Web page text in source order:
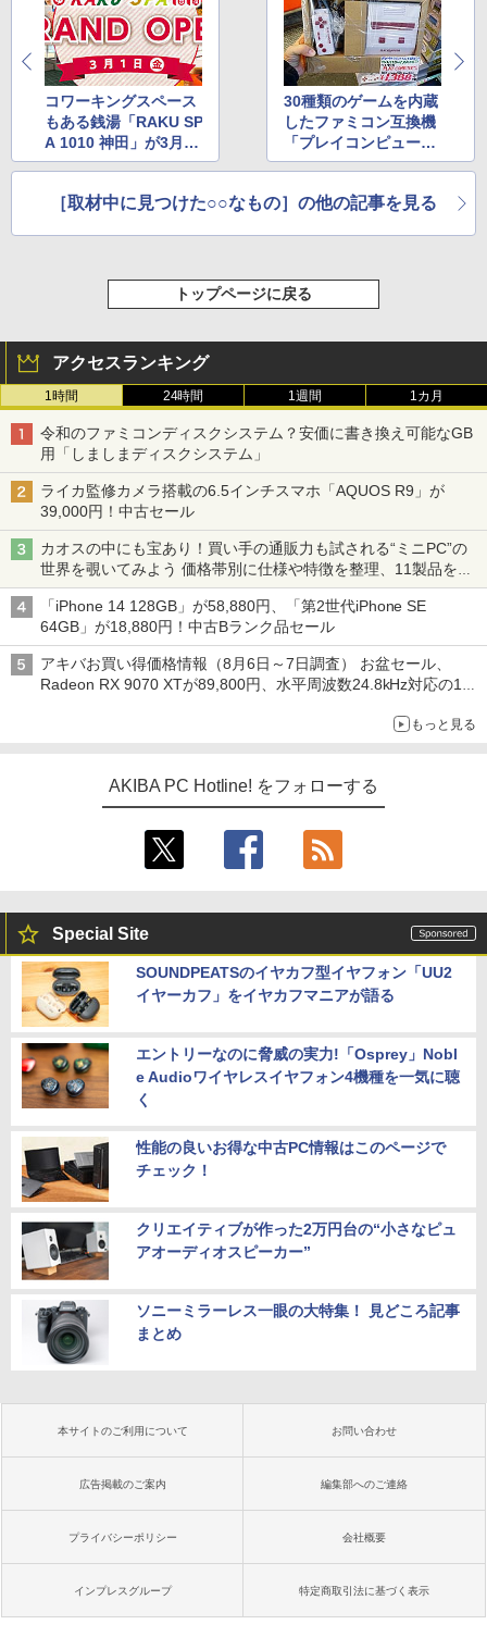
コワーキングスペース
もある銭湯「RAKU SP
A 1010 神田」が3月1
日にオープン
30種類のゲームを内蔵
したファミコン互換機
「プレイコンピュータ
ーミニ」が入荷、税込
［取材中に見つけた○○なもの］の他の記事を見る
トップページに戻る
アクセスランキング
1時間 24時間 1週間 1カ月
令和のファミコンディスクシステム？安価に書き換え可能なGB
用「しましまディスクシステム」
ライカ監修カメラ搭載の6.5インチスマホ「AQUOS R9」が
39,000円！中古セール
カオスの中にも宝あり！買い手の通販力も試される“ミニPC”の
世界を覗いてみよう 価格帯別に仕様や特徴を整理、11製品をピ
ックアップ text by 石川 ひさよし
「iPhone 14 128GB」が58,880円、「第2世代iPhone SE
64GB」が18,880円！中古Bランク品セール
アキバお買い得価格情報（8月6日～7日調査） お盆セール、
Radeon RX 9070 XTが89,800円、水平周波数24.8kHz対応の17
もっと見る
AKIBA PC Hotline! をフォローする
Special Site
SOUNDPEATSのイヤカフ型イヤフォン「UU2
イヤーカフ」をイヤカフマニアが語る
エントリーなのに脅威の実力!「Osprey」Nobl
e Audioワイヤレスイヤフォン4機種を一気に聴
く
性能の良いお得な中古PC情報はこのページで
チェック！
クリエイティブが作った2万円台の“小さなピュ
アオーディオスピーカー”
ソニーミラーレス一眼の大特集！ 見どころ記事
まとめ
本サイトのご利用について お問い合わせ
広告掲載のご案内 編集部へのご連絡
プライバシーポリシー 会社概要
インプレスグループ 特定商取引法に基づく表示